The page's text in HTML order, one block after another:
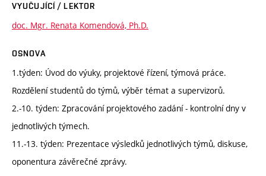
VYUČUJÍCÍ / LEKTOR
doc. Mgr. Renata Komendová, Ph.D.
OSNOVA
1.týden: Úvod do výuky, projektové řízení, týmová práce.
Rozdělení studentů do týmů, výběr témat a supervizorů.
2.-10. týden: Zpracování projektového zadání - kontrolní dny v
jednotlivých týmech.
11.-13. týden: Prezentace výsledků jednotlivých týmů, diskuse,
oponentura závěrečné zprávy.